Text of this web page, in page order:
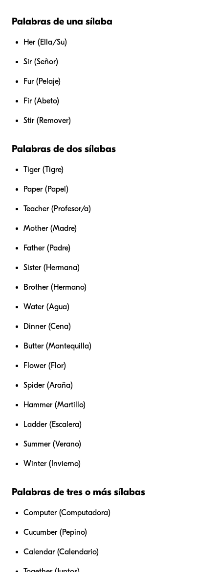
Palabras de una sílaba
Her (Ella/Su)
Sir (Señor)
Fur (Pelaje)
Fir (Abeto)
Stir (Remover)
Palabras de dos sílabas
Tiger (Tigre)
Paper (Papel)
Teacher (Profesor/a)
Mother (Madre)
Father (Padre)
Sister (Hermana)
Brother (Hermano)
Water (Agua)
Dinner (Cena)
Butter (Mantequilla)
Flower (Flor)
Spider (Araña)
Hammer (Martillo)
Ladder (Escalera)
Summer (Verano)
Winter (Invierno)
Palabras de tres o más sílabas
Computer (Computadora)
Cucumber (Pepino)
Calendar (Calendario)